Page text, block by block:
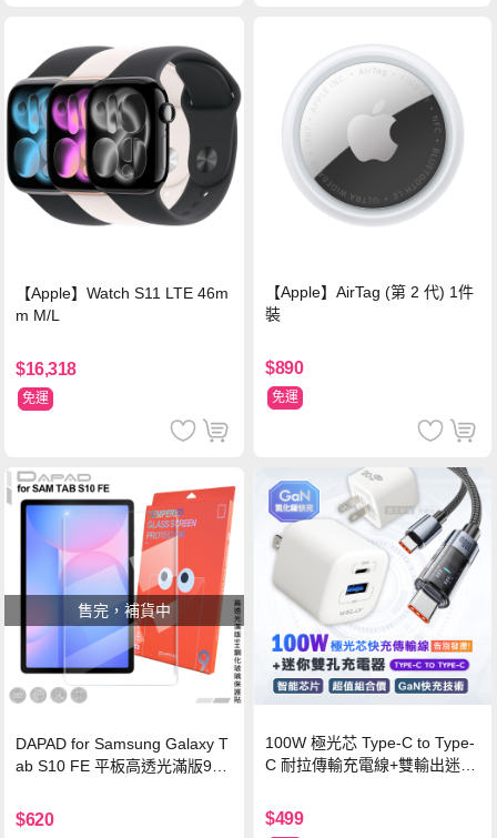
【Apple】Watch S11 LTE 46m
m M/L
$16,318
免運
【Apple】AirTag (第 2 代) 1件
裝
$890
免運
售完，補貨中
DAPAD for Samsung Galaxy T
ab S10 FE 平板高透光滿版9H
$620
100W 極光芯 Type-C to Type-
C 耐拉傳輸充電線+雙輸出迷你
$499